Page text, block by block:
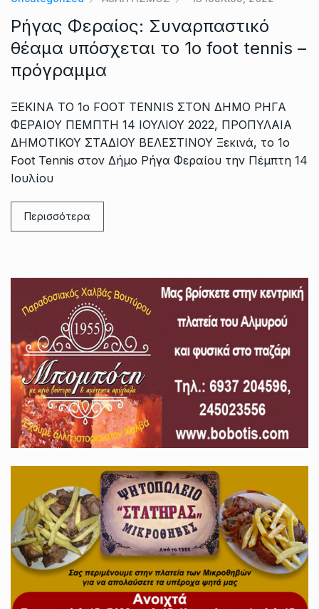
Ρήγας Φεραίος: Συναρπαστικό
θέαμα υπόσχεται το 1ο foot tennis –
πρόγραμμα
ΞΕΚΙΝΑ ΤΟ 1ο FOOT TENNIS ΣΤΟΝ ΔΗΜΟ ΡΗΓΑ
ΦΕΡΑΙΟΥ ΠΕΜΠΤΗ 14 ΙΟΥΛΙΟΥ 2022, ΠΡΟΠΥΛΑΙΑ
ΔΗΜΟΤΙΚΟΥ ΣΤΑΔΙΟΥ ΒΕΛΕΣΤΙΝΟΥ Ξεκινά, το 1ο
Foot Tennis στον Δήμο Ρήγα Φεραίου την Πέμπτη 14
Ιουλίου
Περισσότερα